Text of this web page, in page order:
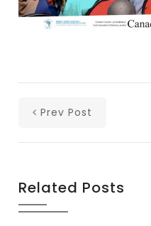
Prev Post
Related Posts